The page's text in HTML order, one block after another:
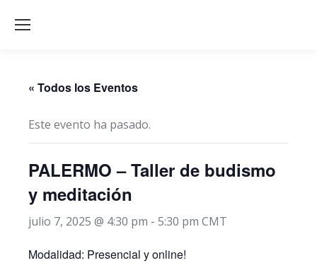
« Todos los Eventos
Este evento ha pasado.
PALERMO – Taller de budismo
y meditación
julio 7, 2025 @ 4:30 pm - 5:30 pm CMT
Modalidad: Presencial y online!